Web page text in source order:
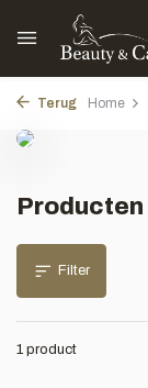
Terug Home
Filter
1 product